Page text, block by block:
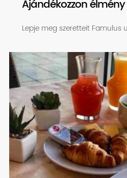
Ajándékozzon
Lepje meg szeretteit Famulus